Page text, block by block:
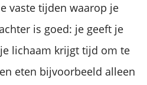
vaste tijden waarop je
is goed: je geeft je
lichaam krijgt tijd om te
eten bijvoorbeeld alleen